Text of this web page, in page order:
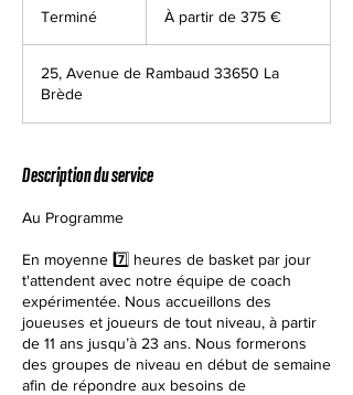
Terminé
m
n
partir
euros
À partir de 375 €
25, Avenue de Rambaud 33650 La
Brède
Description du service
Au Programme
En moyenne 7️⃣ heures de basket par jour
t'attendent avec notre équipe de coach
expérimentée. Nous accueillons des
joueuses et joueurs de tout niveau, à partir
de 11 ans jusqu’à 23 ans. Nous formerons
des groupes de niveau en début de semaine
afin de répondre aux besoins de